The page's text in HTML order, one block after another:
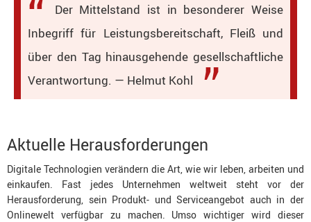
Der Mittelstand ist in besonderer Weise
Inbegriff für Leistungsbereitschaft, Fleiß und
über den Tag hinausgehende gesellschaftliche
Verantwortung. — Helmut Kohl
Aktuelle Herausforderungen
Digitale Technologien verändern die Art, wie wir leben, arbeiten und
einkaufen. Fast jedes Unternehmen weltweit steht vor der
Herausforderung, sein Produkt- und Serviceangebot auch in der
Onlinewelt verfügbar zu machen. Umso wichtiger wird dieser